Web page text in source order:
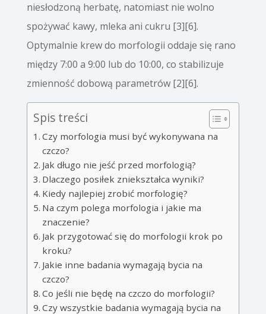
niesłodzoną herbatę, natomiast nie wolno
spożywać kawy, mleka ani cukru [3][6].
Optymalnie krew do morfologii oddaje się rano
między 7:00 a 9:00 lub do 10:00, co stabilizuje
zmienność dobową parametrów [2][6].
Spis treści
Czy morfologia musi być wykonywana na
czczo?
Jak długo nie jeść przed morfologią?
Dlaczego posiłek zniekształca wyniki?
Kiedy najlepiej zrobić morfologię?
Na czym polega morfologia i jakie ma
znaczenie?
Jak przygotować się do morfologii krok po
kroku?
Jakie inne badania wymagają bycia na
czczo?
Co jeśli nie będę na czczo do morfologii?
Czy wszystkie badania wymagają bycia na